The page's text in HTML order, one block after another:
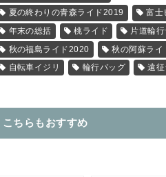
夏の終わりの青森ライド2019
富士
年末の総括
桃ライド
片道輪
秋の福島ライド2020
秋の阿蘇ライ
自転車イジリ
輪行バッグ 遠
こちらもおすすめ